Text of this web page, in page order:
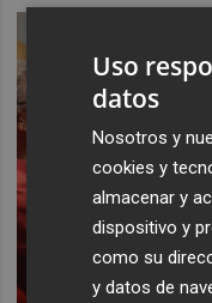
Uso
datos
Nosotros y
cookies y
almacenar y
dispositivo y
como su
y datos de